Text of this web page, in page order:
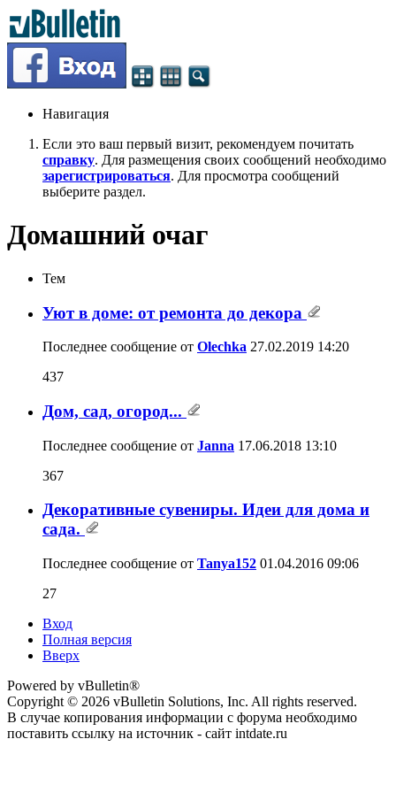
Навигация
Если это ваш первый визит, рекомендуем почитать
справку. Для размещения своих сообщений необходимо
зарегистрироваться. Для просмотра сообщений
выберите раздел.
Домашний очаг
Тем
Уют в доме: от ремонта до декора
Последнее сообщение от Olechka 27.02.2019 14:20
437
Дом, сад, огород...
Последнее сообщение от Janna 17.06.2018 13:10
367
Декоративные сувениры. Идеи для дома и
сада.
Последнее сообщение от Tanya152 01.04.2016 09:06
27
Вход
Полная версия
Вверх
Powered by vBulletin®
Copyright © 2026 vBulletin Solutions, Inc. All rights reserved.
В случае копирования информации с форума необходимо
поставить ссылку на источник - сайт intdate.ru